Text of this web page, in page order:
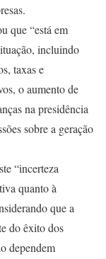
que “está em
incluindo
taxas e
o aumento de
na presidência
sobre a geração
“incerteza
quanto à
que a
do êxito dos
dependem